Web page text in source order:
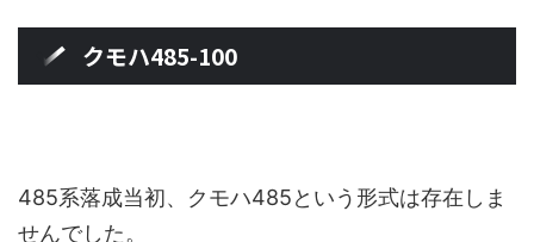
クモハ485-100
485系落成当初、クモハ485という形式は存在しま
せんでした。